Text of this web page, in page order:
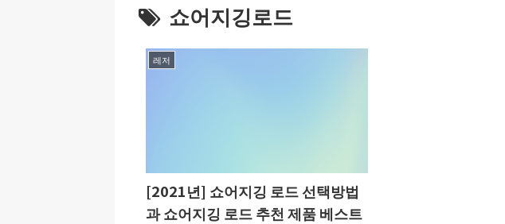
쇼어지깅로드
레저
[2021년] 쇼어지깅 로드 선택방법
과 쇼어지깅 로드 추천 제품 베스트